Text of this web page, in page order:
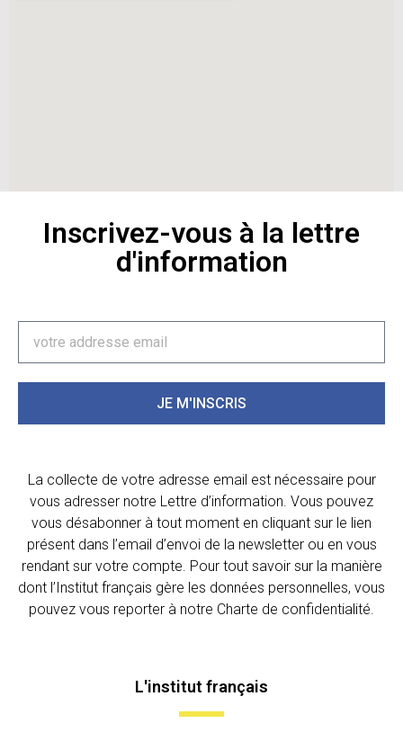
Inscrivez-vous à la lettre
d'information
JE M'INSCRIS
La collecte de votre adresse email est nécessaire pour
vous adresser notre Lettre d’information. Vous pouvez
vous désabonner à tout moment en cliquant sur le lien
présent dans l’email d’envoi de la newsletter ou en vous
rendant sur votre compte. Pour tout savoir sur la manière
dont l’Institut français gère les données personnelles, vous
pouvez vous reporter à notre Charte de confidentialité.
L'institut français